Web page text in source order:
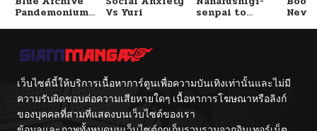
Pandemonium Vs Yuri senpai to
เว็บไซต์นี้ให้บริการเนื้อหาการ์ตูนเพื่อความบันเทิงเท่านั้นและไม่มี
ความรับผิดชอบต่อความเสียหายใดๆ เนื้อหาการโฆษณาหรือลิงก์
ของบุคคลที่สามที่แสดงบนเว็บไซต์ของเรา